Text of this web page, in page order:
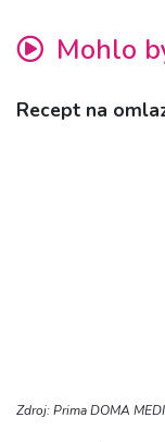
Mohlo
Recept na
Zdroj: Prima DOMA